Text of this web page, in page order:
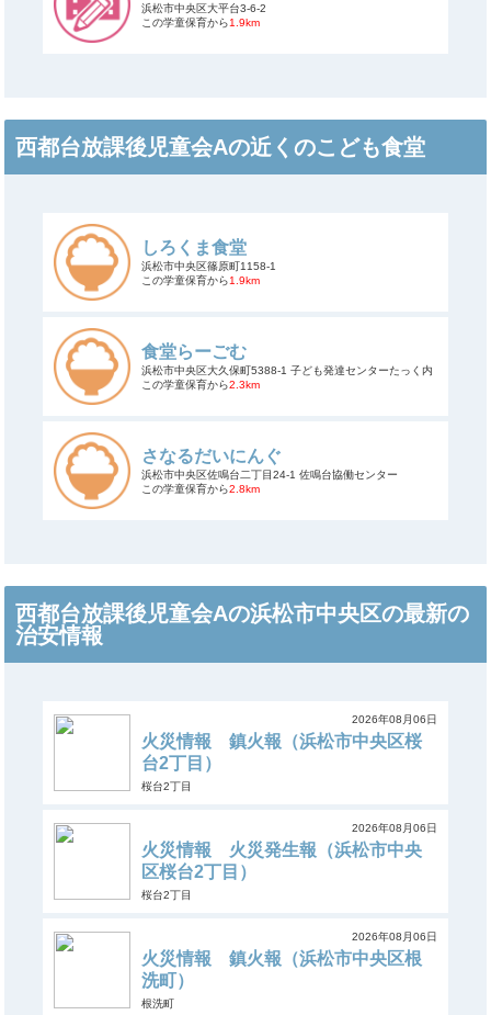
浜松市中央区大平台3-6-2
この学童保育から1.9km
西都台放課後児童会Aの近くのこども食堂
しろくま食堂
浜松市中央区篠原町1158-1
この学童保育から1.9km
食堂らーごむ
浜松市中央区大久保町5388-1 子ども発達センターたっく内
この学童保育から2.3km
さなるだいにんぐ
浜松市中央区佐鳴台二丁目24-1 佐鳴台協働センター
この学童保育から2.8km
西都台放課後児童会Aの浜松市中央区の最新の
治安情報
2026年08月06日
火災情報 鎮火報（浜松市中央区桜
台2丁目）
桜台2丁目
2026年08月06日
火災情報 火災発生報（浜松市中央
区桜台2丁目）
桜台2丁目
2026年08月06日
火災情報 鎮火報（浜松市中央区根
洗町）
根洗町